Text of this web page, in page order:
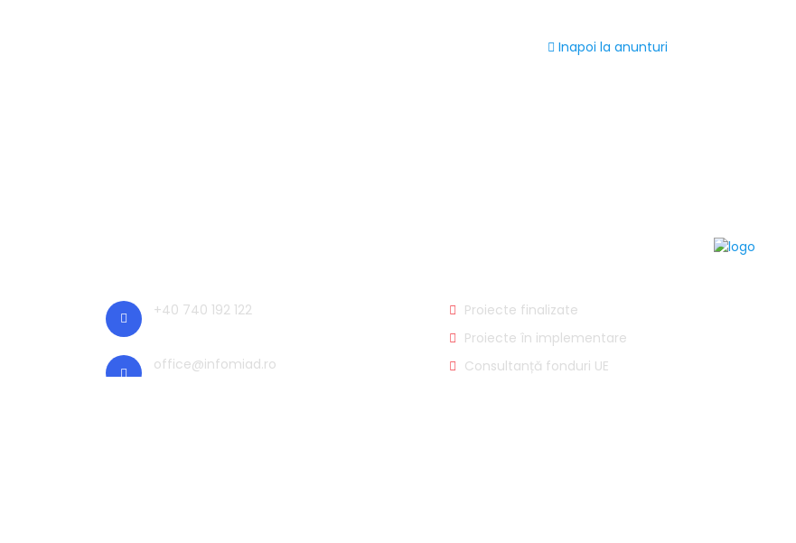
Inapoi la anunturi
+40 740 192 122
office@infomiad.ro
Proiecte finalizate
Proiecte în implementare
Consultanță fonduri UE